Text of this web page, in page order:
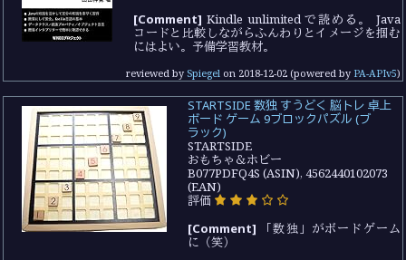
[Comment] Kindle unlimited で読める。 Java
コードと比較しながらふんわりとイメージを掴む
にはよい。予備学習教材。
reviewed by Spiegel on 2018-12-02(powered by PA-APIv5)
STARTSIDE 数独 すうどく 脳トレ 卓上
ボード ゲーム 9ブロックパズル (ブ
ラック)
STARTSIDE
おもちゃ＆ホビー
B077PDFQ4S (ASIN), 4562440102073
(EAN)
評価
[Comment] 「数独」がボードゲーム
に（笑）